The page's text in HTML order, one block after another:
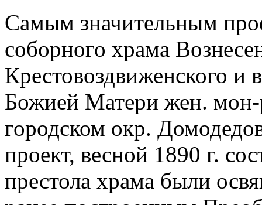
Самым значительным
соборного храма
Крестовоздвиженского и
Божией Матери жен. мон-
городском окр.
проект, весной 1890 г.
престола храма были